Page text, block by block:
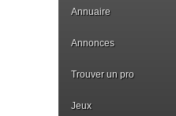
Annuaire
Annonces
Trouver un pro
Jeux